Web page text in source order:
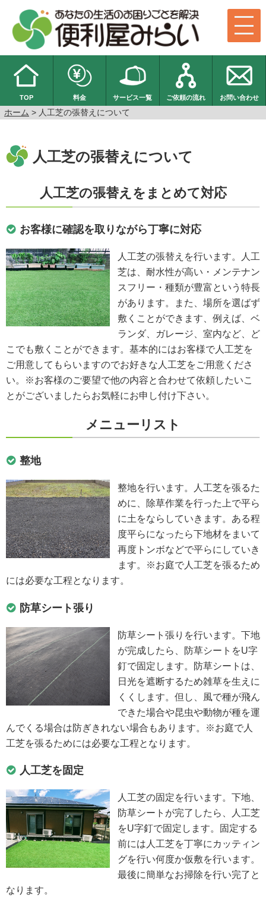
TOP 料金 サービス一覧 ご依頼の流れ お問い合わせ
ホーム > 人工芝の張替えについて
人工芝の張替えについて
人工芝の張替えをまとめて対応
お客様に確認を取りながら丁寧に対応
人工芝の張替えを行います。人工
芝は、耐水性が高い・メンテナン
スフリー・種類が豊富という特長
があります。また、場所を選ばず
敷くことができます、例えば、ベ
ランダ、ガレージ、室内など、ど
こでも敷くことができます。基本的にはお客様で人工芝を
ご用意してもらいますのでお好きな人工芝をご用意くださ
い。※お客様のご要望で他の内容と合わせて依頼したいこ
とがございましたらお気軽にお申し付け下さい。
メニューリスト
整地
整地を行います。人工芝を張るた
めに、除草作業を行った上で平ら
に土をならしていきます。ある程
度平らになったら下地材をまいて
再度トンボなどで平らにしていき
ます。※お庭で人工芝を張るため
には必要な工程となります。
防草シート張り
防草シート張りを行います。下地
が完成したら、防草シートをU字
釘で固定します。防草シートは、
日光を遮断するため雑草を生えに
くくします。但し、風で種が飛ん
できた場合や昆虫や動物が種を運
んでくる場合は防ぎきれない場合もあります。※お庭で人
工芝を張るためには必要な工程となります。
人工芝を固定
人工芝の固定を行います。下地、
防草シートが完了したら、人工芝
をU字釘で固定します。固定する
前には人工芝を丁寧にカッティン
グを行い何度か仮敷を行います。
最後に簡単なお掃除を行い完了と
なります。